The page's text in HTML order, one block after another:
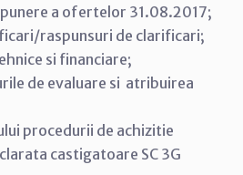
a ofertelor 31.08.2017;
raspunsuri de clarificari;
si financiare;
de evaluare si atribuirea
procedurii de achizitie
castigatoare SC 3G